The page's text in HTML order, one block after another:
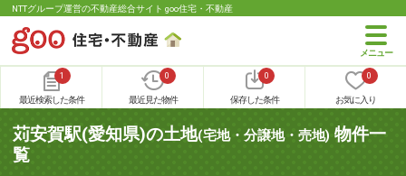
NTTグループ運営の不動産総合サイト goo住宅・不動産
1
最近検索した条件
0
最近見た物件
0
保存した条件
0
お気に入り
苅安賀駅(愛知県)の土地(宅地・分譲地・売地) 物件一
覧